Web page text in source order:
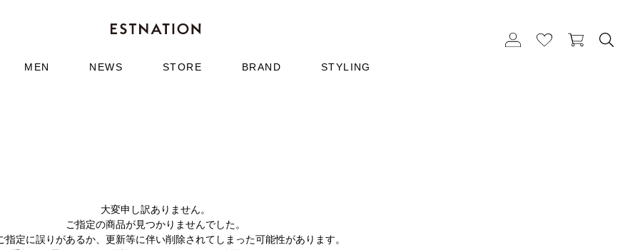
MEN NEWS STORE BRAND STYLING
大変申し訳ありません。
ご指定の商品が見つかりませんでした。
指定に誤りがあるか、更新等に伴い削除されてしまった可能性があります。